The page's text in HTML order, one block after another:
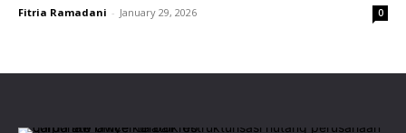
Fitria Ramadani - January 29, 2026 0